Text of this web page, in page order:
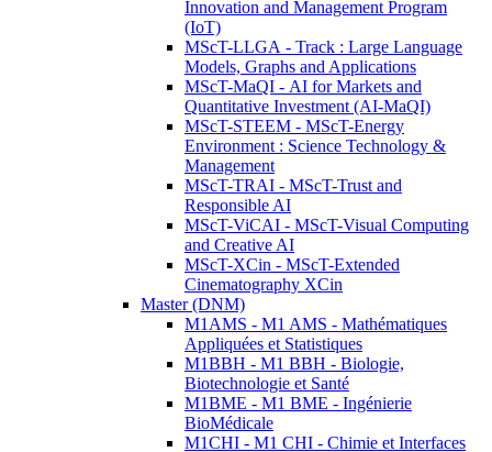
Innovation and Management Program
(IoT)
MScT-LLGA - Track : Large Language
Models, Graphs and Applications
MScT-MaQI - AI for Markets and
Quantitative Investment (AI-MaQI)
MScT-STEEM - MScT-Energy
Environment : Science Technology &
Management
MScT-TRAI - MScT-Trust and
Responsible AI
MScT-ViCAI - MScT-Visual Computing
and Creative AI
MScT-XCin - MScT-Extended
Cinematography XCin
Master (DNM)
M1AMS - M1 AMS - Mathématiques
Appliquées et Statistiques
M1BBH - M1 BBH - Biologie,
Biotechnologie et Santé
M1BME - M1 BME - Ingénierie
BioMédicale
M1CHI - M1 CHI - Chimie et Interfaces